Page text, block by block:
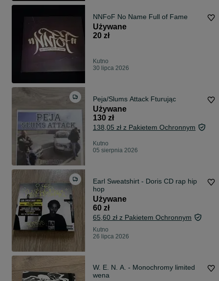
NNFoF No Name Full of Fame
Używane
20 zł
Kutno
30 lipca 2026
Peja/Slums Attack Fturując
Używane
130 zł
138,05 zł z Pakietem Ochronnym
Kutno
05 sierpnia 2026
Earl Sweatshirt - Doris CD rap hip
hop
Używane
60 zł
65,60 zł z Pakietem Ochronnym
Kutno
26 lipca 2026
W. E. N. A. - Monochromy limited
wena